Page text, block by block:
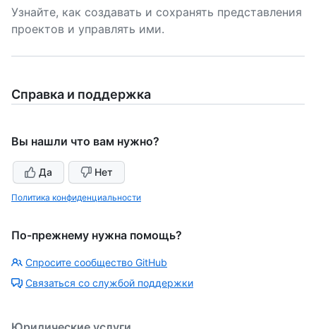
Узнайте, как создавать и сохранять представления
проектов и управлять ими.
Справка и поддержка
Вы нашли что вам нужно?
Да Нет
Политика конфиденциальности
По-прежнему нужна помощь?
Спросите сообщество GitHub
Связаться со службой поддержки